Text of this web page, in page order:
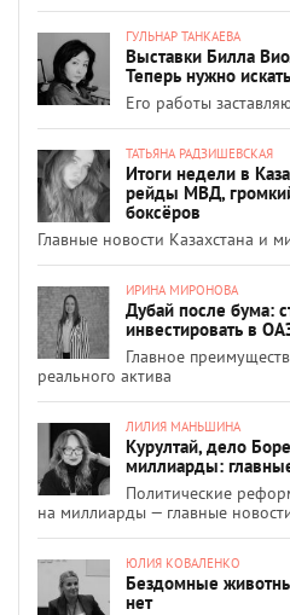
ГУЛЬНАР ТАНКАЕВА
Выставки Билла
Теперь нужно
Его работы
ТАТЬЯНА РАДЗИШЕВСКАЯ
Итоги недели в
рейды МВД,
боксёров
Главные новости Казахстана и
ИРИНА МИРОНОВА
Дубай после бума:
инвестировать в
Главное
реального актива
ЛИЛИЯ МАНЬШИНА
Курултай, дело
миллиарды:
Политические
на миллиарды — главные
ЮЛИЯ КОВАЛЕНКО
Бездомные
нет